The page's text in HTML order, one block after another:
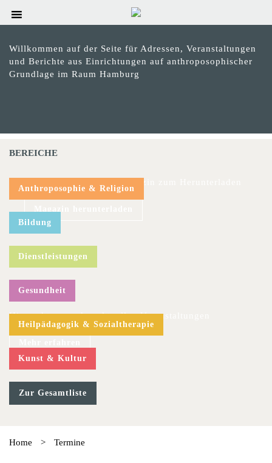
Willkommen auf der Seite für Adressen, Veranstaltungen
und Berichte aus Einrichtungen auf anthroposophischer
Grundlage im Raum Hamburg
Hier geht es zu den aktuellen Veranstaltungen
BEREICHE
Anthroposophie & Religion
Bildung
Dienstleistungen
Gesundheit
Heilpädagogik & Sozialtherapie
Kunst & Kultur
Zur Gesamtliste
Home > Termine